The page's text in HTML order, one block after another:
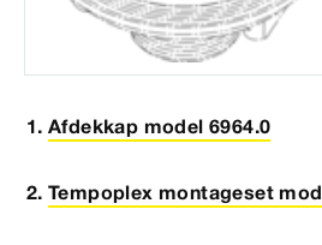
Afdekkap model 6964.0
Tempoplex montageset